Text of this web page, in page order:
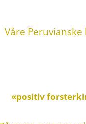
Våre
«positiv